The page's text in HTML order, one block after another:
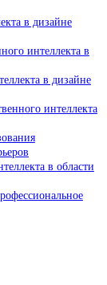
в дизайне
интеллекта в
в дизайне
интеллекта
в области